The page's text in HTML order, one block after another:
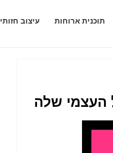
תוכנית ארוחות עיצוב חזותי